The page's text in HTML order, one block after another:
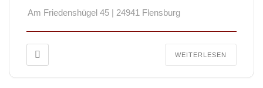
Am Friedenshügel 45 | 24941 Flensburg
WEITERLESEN